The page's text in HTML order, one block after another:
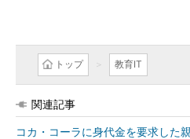
トップ 教育IT
関連記事
コカ・コーラに身代金を要求した